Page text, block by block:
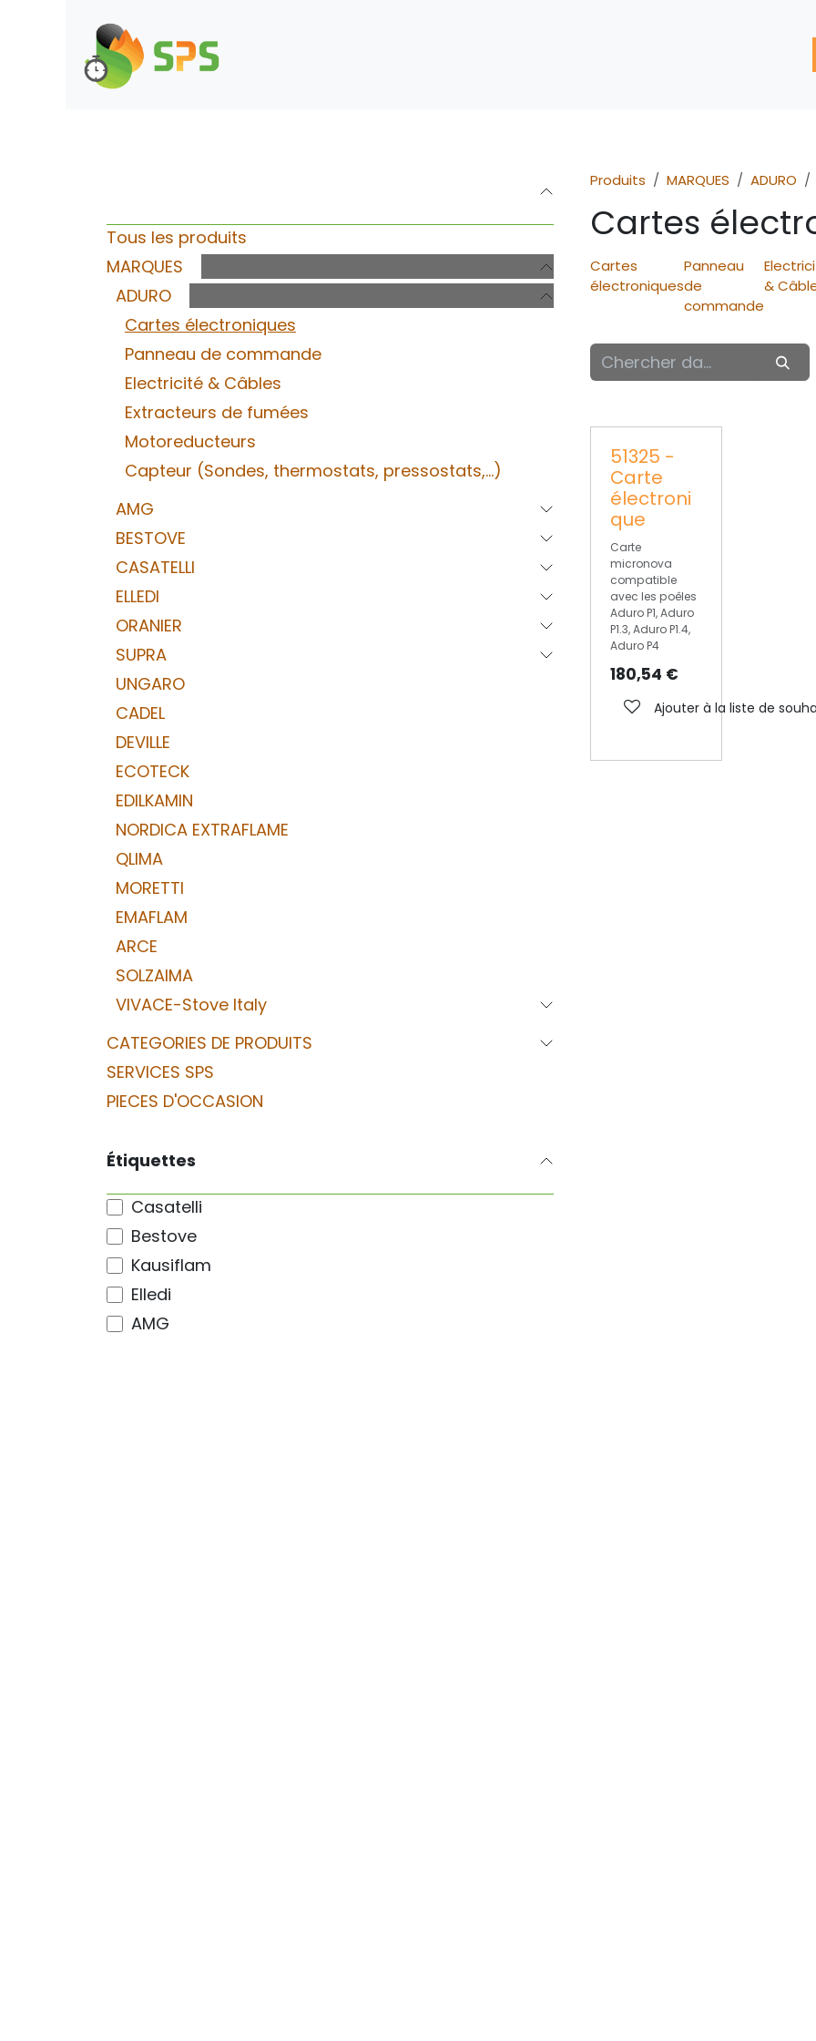
Tous les produits
MARQUES
ADURO
Cartes électroniques
Panneau de commande
Electricité & Câbles
Extracteurs de fumées
Motoreducteurs
Capteur (Sondes, thermostats, pressostats,...)
AMG
BESTOVE
CASATELLI
ELLEDI
ORANIER
SUPRA
UNGARO
CADEL
DEVILLE
ECOTECK
EDILKAMIN
NORDICA EXTRAFLAME
QLIMA
MORETTI
EMAFLAM
ARCE
SOLZAIMA
VIVACE-Stove Italy
CATEGORIES DE PRODUITS
SERVICES SPS
PIECES D'OCCASION
Étiquettes
Casatelli
Bestove
Kausiflam
Elledi
AMG
Produits MARQUES ADURO
Cartes
Cartes
électroniques
Panneau
de
commande
&
51325 -
Carte
électroni
que
Carte
micronova
compatible
avec les poêles
Aduro P1, Aduro
P1.3, Aduro P1.4,
Aduro P4
180,54 €
Ajouter à la liste de